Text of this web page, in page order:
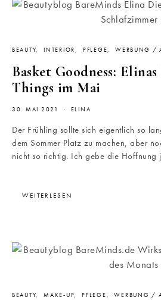
BEAUTY INTERIOR PFLEGE WERBUNG /
Basket Goodness:
Things im Mai
30. MAI 2021 ELINA
Der Frühling sollte sich eigentlich so
dem Sommer Platz zu machen, aber
nicht so richtig. Ich gebe die
WEITERLESEN
BEAUTY MAKE-UP PFLEGE WERBUNG /